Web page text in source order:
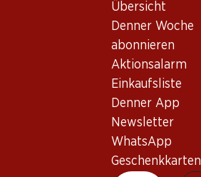
Übersicht
Denner Woche
abonnieren
Aktionsalarm
Einkaufsliste
Denner App
Newsletter
WhatsApp
Geschenkkarten
Rotwein_old
Auszeichnungen
James Suckling: 90–91 Punkte
Robert Parker: 87 Punkte